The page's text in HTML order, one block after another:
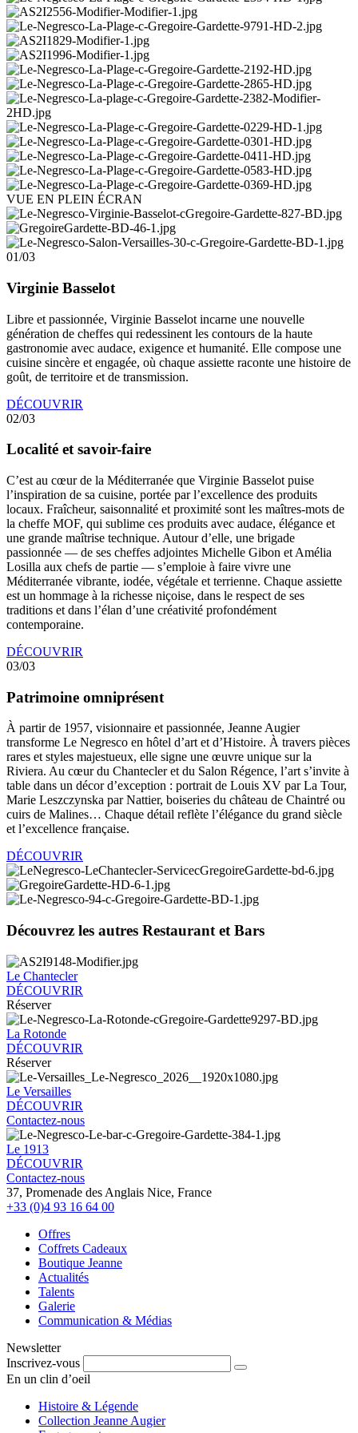
VUE EN PLEIN ÉCRAN
01/03
Virginie Basselot
Libre et passionnée, Virginie Basselot incarne une nouvelle
génération de cheffes qui redessinent les contours de la haute
gastronomie avec audace, exigence et humanité. Elle compose une
cuisine sincère et engagée, où chaque assiette raconte une histoire de
goût, de territoire et de transmission.
DÉCOUVRIR
02/03
Localité et savoir-faire
C’est au cœur de la Méditerranée que Virginie Basselot puise
l’inspiration de sa cuisine, portée par l’excellence des produits
locaux. Fraîcheur, saisonnalité et proximité sont les maîtres-mots de
la cheffe MOF, qui sublime ces produits avec audace, élégance et
une grande maîtrise technique. Autour d’elle, une brigade
passionnée — de ses cheffes adjointes Michelle Gibon et Amélia
Losilla aux chefs de partie — s’emploie à faire vivre une
Méditerranée vibrante, iodée, végétale et terrienne. Chaque assiette
est un hommage à la richesse niçoise, dans le respect de ses
traditions et dans l’élan d’une créativité profondément
contemporaine.
DÉCOUVRIR
03/03
Patrimoine omniprésent
À partir de 1957, visionnaire et passionnée, Jeanne Augier
transforme Le Negresco en hôtel d’art et d’Histoire. À travers pièces
rares et styles majestueux, elle signe une œuvre unique sur la
Riviera. Au cœur du Chantecler et du Salon Régence, l’art s’invite à
table dans un décor d’exception : portrait de Louis XV par La Tour,
Marie Leszczynska par Nattier, boiseries du château de Chaintré ou
cuirs de Malines… Chaque détail reflète l’élégance du grand siècle
et l’excellence française.
DÉCOUVRIR
Découvrez les autres Restaurant et Bars
Le Chantecler
DÉCOUVRIR
Réserver
La Rotonde
DÉCOUVRIR
Réserver
Le Versailles
DÉCOUVRIR
Contactez-nous
Le 1913
DÉCOUVRIR
Contactez-nous
37, Promenade des Anglais Nice, France
+33 (0)4 93 16 64 00
Offres
Coffrets Cadeaux
Boutique Jeanne
Actualités
Talents
Galerie
Communication & Médias
Newsletter
Inscrivez-vous
En un clin d’oeil
Histoire & Légende
Collection Jeanne Augier